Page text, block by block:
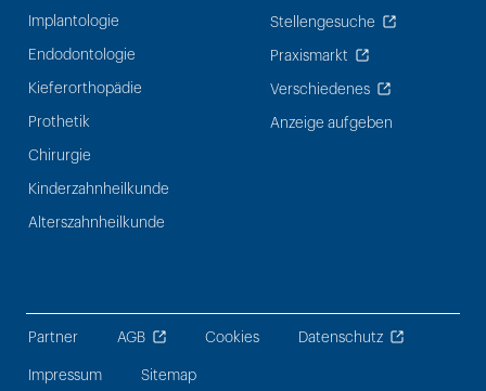
Implantologie
Endodontologie
Kieferorthopädie
Prothetik
Chirurgie
Kinderzahnheilkunde
Alterszahnheilkunde
Stellengesuche
Praxismarkt
Verschiedenes
Anzeige aufgeben
Partner AGB Cookies Datenschutz
Impressum Sitemap